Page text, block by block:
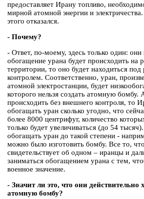
предоставляет Ирану топливо,
мирной атомной энергии и
этого отказался.
- Почему?
- Ответ, по-моему, здесь только один:
обогащение урана будет происходить на
территории, то оно будет находиться под
контролем. Соответственно, уран,
атомной электростанции, будет
которого нельзя создать атомную бомбу.
происходить без внешнего контроля, то
обогащать уран сколько угодно, что
более 8000 центрифуг, количество
только будет увеличиваться (до 54
обогащать уран до такой степени -
можно было изготовить бомбу. Все то, что
свидетельствует об одном – иранцы и
заниматься обогащением урана с тем,
военное значение.
- Значит ли это, что они действительно
атомную бомбу?